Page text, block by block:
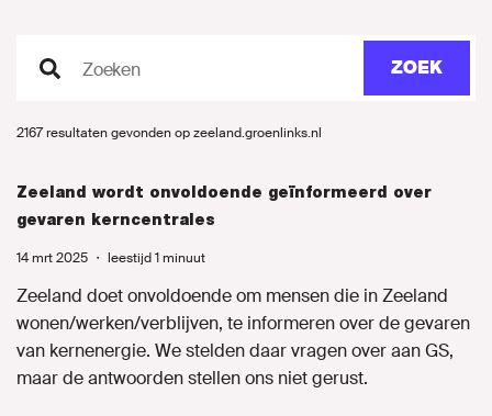
Zoeken ZOEK
2167 resultaten gevonden op zeeland.groenlinks.nl
Zeeland wordt onvoldoende geïnformeerd over
gevaren kerncentrales
14 mrt 2025 ・ leestijd 1 minuut
Zeeland doet onvoldoende om mensen die in Zeeland
wonen/werken/verblijven, te informeren over de gevaren
van kernenergie. We stelden daar vragen over aan GS,
maar de antwoorden stellen ons niet gerust.
Agenda
Naar GroenLinks.nl